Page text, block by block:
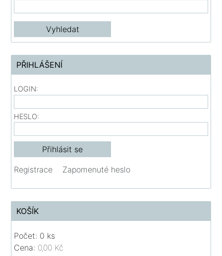
PŘIHLÁŠENÍ
LOGIN:
HESLO:
Registrace Zapomenuté heslo
KOŠÍK
Počet: 0 ks
Cena: 0,00 Kč